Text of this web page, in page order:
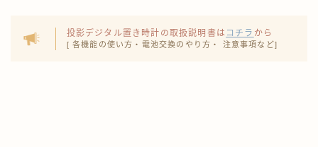
投影デジタル置き時計の取扱説明書は コチラ から
[ 各機能の使い方・電池交換のやり方・ 注意事項など]